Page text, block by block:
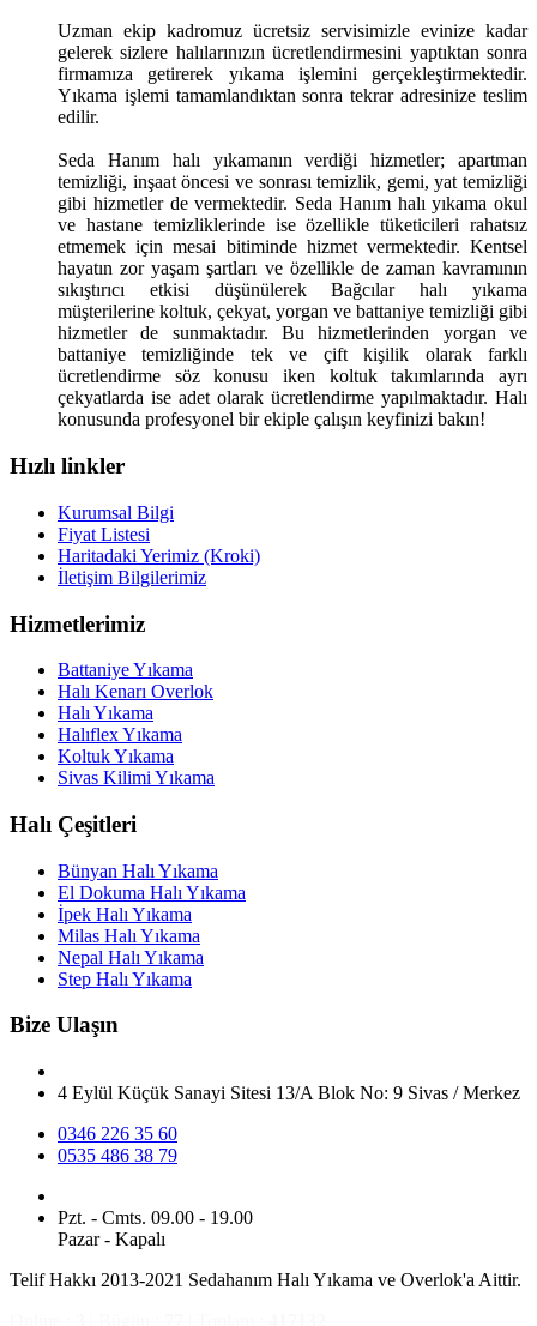
Uzman ekip kadromuz ücretsiz servisimizle evinize kadar
gelerek sizlere halılarınızın ücretlendirmesini yaptıktan sonra
firmamıza getirerek yıkama işlemini gerçekleştirmektedir.
Yıkama işlemi tamamlandıktan sonra tekrar adresinize teslim
edilir.
Seda Hanım halı yıkamanın verdiği hizmetler; apartman
temizliği, inşaat öncesi ve sonrası temizlik, gemi, yat temizliği
gibi hizmetler de vermektedir. Seda Hanım halı yıkama okul
ve hastane temizliklerinde ise özellikle tüketicileri rahatsız
etmemek için mesai bitiminde hizmet vermektedir. Kentsel
hayatın zor yaşam şartları ve özellikle de zaman kavramının
sıkıştırıcı etkisi düşünülerek Bağcılar halı yıkama
müşterilerine koltuk, çekyat, yorgan ve battaniye temizliği gibi
hizmetler de sunmaktadır. Bu hizmetlerinden yorgan ve
battaniye temizliğinde tek ve çift kişilik olarak farklı
ücretlendirme söz konusu iken koltuk takımlarında ayrı
çekyatlarda ise adet olarak ücretlendirme yapılmaktadır. Halı
konusunda profesyonel bir ekiple çalışın keyfinizi bakın!
Hızlı linkler
Kurumsal Bilgi
Fiyat Listesi
Haritadaki Yerimiz (Kroki)
İletişim Bilgilerimiz
Hizmetlerimiz
Battaniye Yıkama
Halı Kenarı Overlok
Halı Yıkama
Halıflex Yıkama
Koltuk Yıkama
Sivas Kilimi Yıkama
Halı Çeşitleri
Bünyan Halı Yıkama
El Dokuma Halı Yıkama
İpek Halı Yıkama
Milas Halı Yıkama
Nepal Halı Yıkama
Step Halı Yıkama
Bize Ulaşın
4 Eylül Küçük Sanayi Sitesi 13/A Blok No: 9 Sivas / Merkez
0346 226 35 60
0535 486 38 79
Pzt. - Cmts. 09.00 - 19.00
Pazar - Kapalı
Telif Hakkı 2013-2021 Sedahanım Halı Yıkama ve Overlok'a Aittir.